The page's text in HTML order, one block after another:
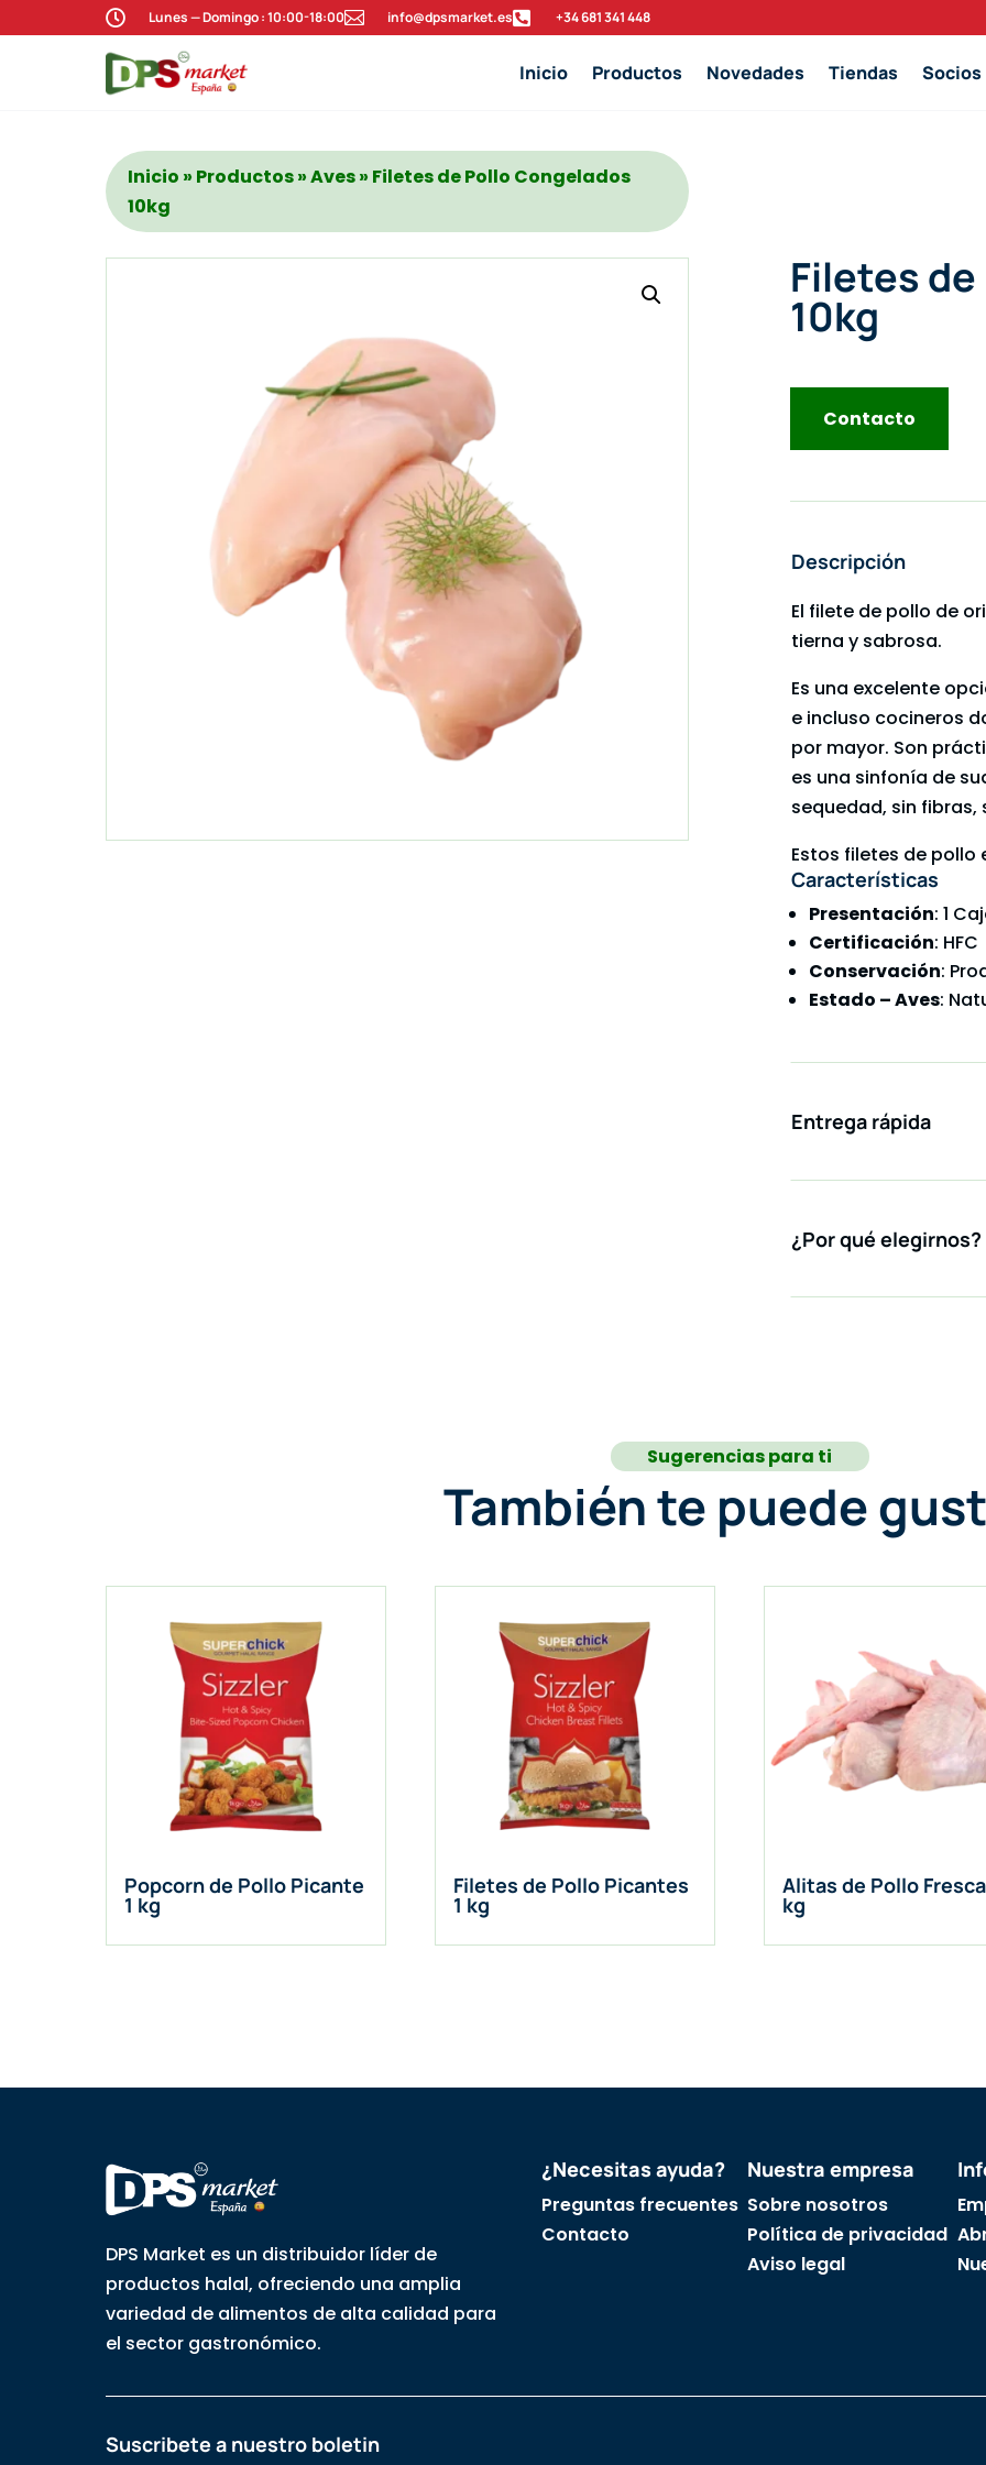
 Lunes — Domingo : 10:00-18:00 info@dpsmarket.es ‭+34 681 341 448‬
Inicio Productos Novedades Tiendas Socios
Inicio » Productos»Aves» Filetes de Pollo Congelados
10kg
Filetes
10kg
Contacto
Descripción
El filete de pollo de
tierna y sabrosa.
Es una excelente
e incluso cocineros
por mayor. Son
es una sinfonía de
sequedad, sin
Estos filetes de
Características
Presentación: 1
Certificación: HFC
Conservación:
Estado – Aves:
Entrega rápida
¿Por qué elegirnos?
Sugerencias para ti
También te puede
Popcorn de Pollo Picante
1 kg
Filetes de Pollo Picantes
1 kg
Alitas de Pollo
kg
DPS Market es un distribuidor líder de
productos halal, ofreciendo una amplia
variedad de alimentos de alta calidad para
el sector gastronómico.
¿Necesitas ayuda?
Preguntas frecuentes
Contacto
Nuestra empresa
Sobre nosotros
Política de privacidad
Aviso legal
Suscribete a nuestro boletin